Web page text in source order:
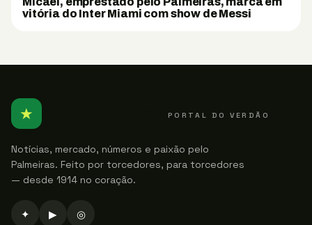
vitória do Inter Miami com show de Messi
★ PORTAL DO VERDÃO
Notícias, mercado, números e paixão pelo
Palmeiras. Feito por torcedores, para torcedores
— desde 1914 no coração.
✦ ▶ ◎